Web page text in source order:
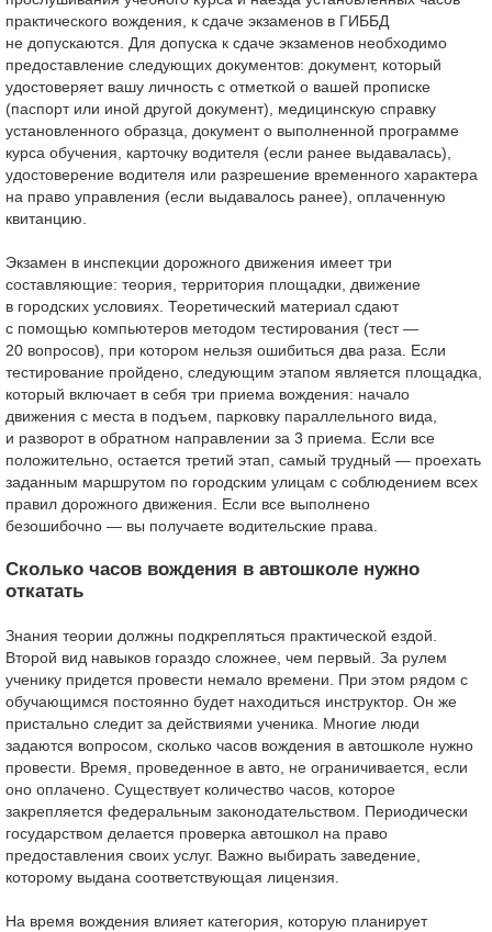
практического вождения, к сдаче экзаменов в ГИББД
не допускаются. Для допуска к сдаче экзаменов необходимо
предоставление следующих документов: документ, который
удостоверяет вашу личность с отметкой о вашей прописке
(паспорт или иной другой документ), медицинскую справку
установленного образца, документ о выполненной программе
курса обучения, карточку водителя (если ранее выдавалась),
удостоверение водителя или разрешение временного характера
на право управления (если выдавалось ранее), оплаченную
квитанцию.
Экзамен в инспекции дорожного движения имеет три
составляющие: теория, территория площадки, движение
в городских условиях. Теоретический материал сдают
с помощью компьютеров методом тестирования (тест —
20 вопросов), при котором нельзя ошибиться два раза. Если
тестирование пройдено, следующим этапом является площадка,
который включает в себя три приема вождения: начало
движения с места в подъем, парковку параллельного вида,
и разворот в обратном направлении за 3 приема. Если все
положительно, остается третий этап, самый трудный — проехать
заданным маршрутом по городским улицам с соблюдением всех
правил дорожного движения. Если все выполнено
безошибочно — вы получаете водительские права.
Сколько часов вождения в автошколе нужно
откатать
Знания теории должны подкрепляться практической ездой.
Второй вид навыков гораздо сложнее, чем первый. За рулем
ученику придется провести немало времени. При этом рядом с
обучающимся постоянно будет находиться инструктор. Он же
пристально следит за действиями ученика. Многие люди
задаются вопросом, сколько часов вождения в автошколе нужно
провести. Время, проведенное в авто, не ограничивается, если
оно оплачено. Существует количество часов, которое
закрепляется федеральным законодательством. Периодически
государством делается проверка автошкол на право
предоставления своих услуг. Важно выбирать заведение,
которому выдана соответствующая лицензия.
На время вождения влияет категория, которую планирует